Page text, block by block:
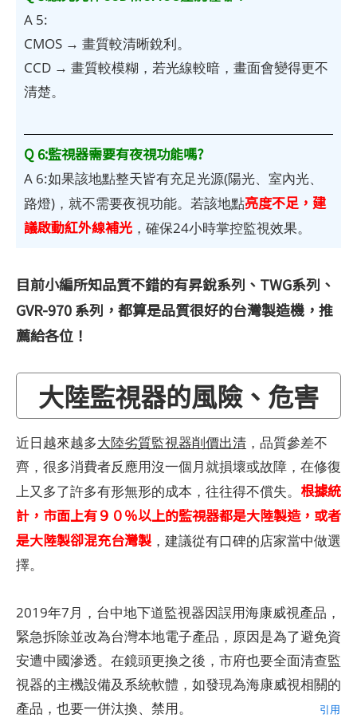
A 5:
CMOS → 畫質較清晰銳利。
CCD → 畫質較模糊，若光線較暗，畫面會變得更不
清楚。
Q 6:監視器需要有夜視功能嗎?
A 6:如果該地點整天皆有充足光源(陽光、室內光、
路燈)，就不需要夜視功能。若該地點亮度不足，建
議啟動紅外線補光 ，確保24小時掌控監視效果。
目前小編所知品質不錯的有昇銳系列、TWG系列、
GVR-970 系列，都算是品質很好的台灣製造機，推
薦給各位！
大陸監視器的風險、危害
近日越來越多大陸劣質監視器削價出清 ，品質參差不
齊，很多消費者反應用沒一個月就損壞或故障，在修復
上又多了許多有形無形的成本，往往得不償失。 根據統
計，市面上有９０％以上的監視器都是大陸製造，或者
是大陸製卻混充台灣製 ，建議從有口碑的店家當中做選
擇。
2019年7月，台中地下道監視器因誤用海康威視產品，
緊急拆除並改為台灣本地電子產品，原因是為了避免資
安遭中國滲透。在鏡頭更換之後，市府也要全面清查監
視器的主機設備及系統軟體，如發現為海康威視相關的
產品，也要一併汰換、禁用。
引用